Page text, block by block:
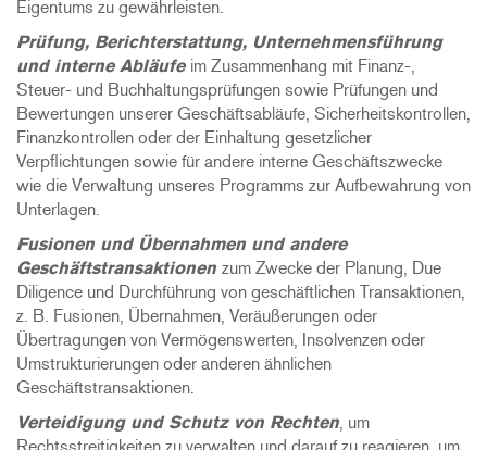
Eigentums zu gewährleisten.
Prüfung, Berichterstattung, Unternehmensführung
und interne Abläufe im Zusammenhang mit Finanz-,
Steuer- und Buchhaltungsprüfungen sowie Prüfungen und
Bewertungen unserer Geschäftsabläufe, Sicherheitskontrollen,
Finanzkontrollen oder der Einhaltung gesetzlicher
Verpflichtungen sowie für andere interne Geschäftszwecke
wie die Verwaltung unseres Programms zur Aufbewahrung von
Unterlagen.
Fusionen und Übernahmen und andere
Geschäftstransaktionen zum Zwecke der Planung, Due
Diligence und Durchführung von geschäftlichen Transaktionen,
z. B. Fusionen, Übernahmen, Veräußerungen oder
Übertragungen von Vermögenswerten, Insolvenzen oder
Umstrukturierungen oder anderen ähnlichen
Geschäftstransaktionen.
Verteidigung und Schutz von Rechten , um
Rechtsstreitigkeiten zu verwalten und darauf zu reagieren, um